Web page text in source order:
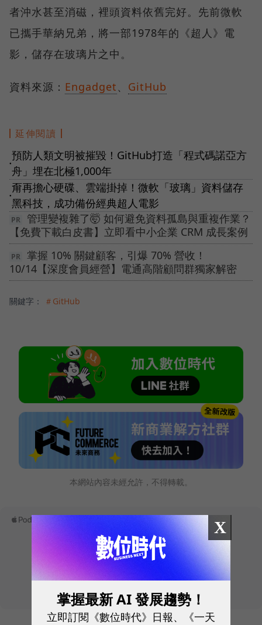
者沖水甚至消磁，裡頭資料依舊完好。先前微軟
已攜手華納兄弟，將一部1978年的《超人》電
影，儲存在玻璃片之中。
資料來源： Engadget GitHub
延伸閱讀
●
預防人類文明被摧毀！GitHub打造「程式碼諾亞方
舟」埋在北極1,000年
●
甭再擔心硬碟、雲端掛掉！微軟「玻璃」資料儲存
黑科技，成功備份經典超人電影
管理變複雜了🤯 如何避免資料孤島與重複作業？
【免費下載白皮書】立即看中小企業 CRM 成長案例
掌握 10% 關鍵顧客，引爆 70% 營收！
10/14【深度會員經營】電通高階顧問群獨家解密
關鍵字： ＃GitHub
本網站內容未經允許，不得轉載。
X
掌握最新 AI 發展趨勢！
立即訂閱《數位時代》日報、《一天